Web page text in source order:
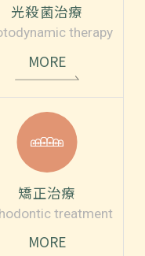
光殺菌治療
therapy
MORE
矯正治療
treatment
MORE